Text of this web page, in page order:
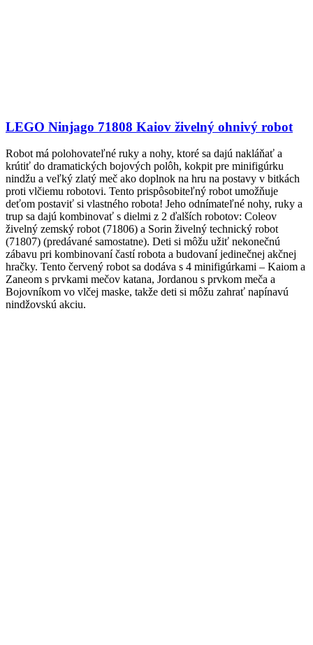
LEGO Ninjago 71808 Kaiov živelný ohnivý robot
Robot má polohovateľné ruky a nohy, ktoré sa dajú nakláňať a
krútiť do dramatických bojových polôh, kokpit pre minifigúrku
nindžu a veľký zlatý meč ako doplnok na hru na postavy v bitkách
proti vlčiemu robotovi. Tento prispôsobiteľný robot umožňuje
deťom postaviť si vlastného robota! Jeho odnímateľné nohy, ruky a
trup sa dajú kombinovať s dielmi z 2 ďalších robotov: Coleov
živelný zemský robot (71806) a Sorin živelný technický robot
(71807) (predávané samostatne). Deti si môžu užiť nekonečnú
zábavu pri kombinovaní častí robota a budovaní jedinečnej akčnej
hračky. Tento červený robot sa dodáva s 4 minifigúrkami – Kaiom a
Zaneom s prvkami mečov katana, Jordanou s prvkom meča a
Bojovníkom vo vlčej maske, takže deti si môžu zahrať napínavú
nindžovskú akciu.